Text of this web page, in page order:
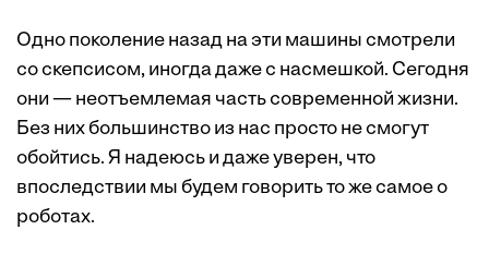
Одно поколение назад на эти машины смотрели
со скепсисом, иногда даже с насмешкой. Сегодня
они — неотъемлемая часть современной жизни.
Без них большинство из нас просто не смогут
обойтись. Я надеюсь и даже уверен, что
впоследствии мы будем говорить то же самое о
роботах.